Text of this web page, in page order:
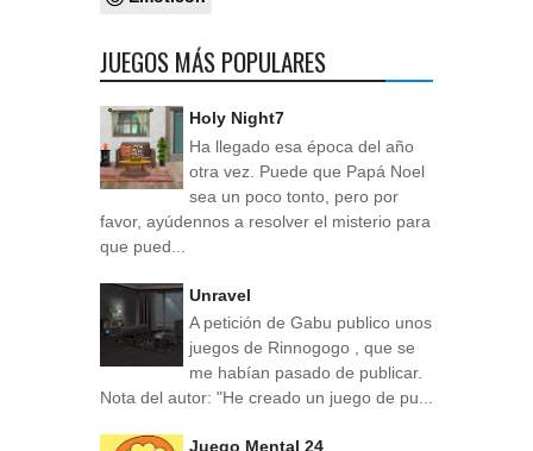
JUEGOS MÁS POPULARES
Holy Night7
Ha llegado esa época del año
otra vez. Puede que Papá Noel
sea un poco tonto, pero por
favor, ayúdennos a resolver el misterio para
que pued...
Unravel
A petición de Gabu publico unos
juegos de Rinnogogo , que se
me habían pasado de publicar.
Nota del autor: "He creado un juego de pu...
Juego Mental 24